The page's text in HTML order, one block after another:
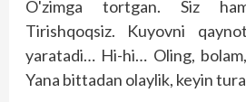
O'zimga tortgan. Siz
Tirishqoqsiz. Kuyovni
yaratadi… Hi-hi… Oling,
Yana bittadan olaylik, keyin